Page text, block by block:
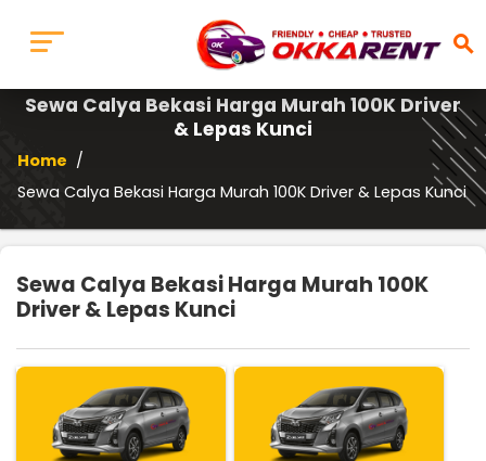
search
Sewa Calya Bekasi Harga Murah 100K Driver
& Lepas Kunci
Home /
Sewa Calya Bekasi Harga Murah 100K Driver & Lepas Kunci
Sewa Calya Bekasi Harga Murah 100K
Driver & Lepas Kunci